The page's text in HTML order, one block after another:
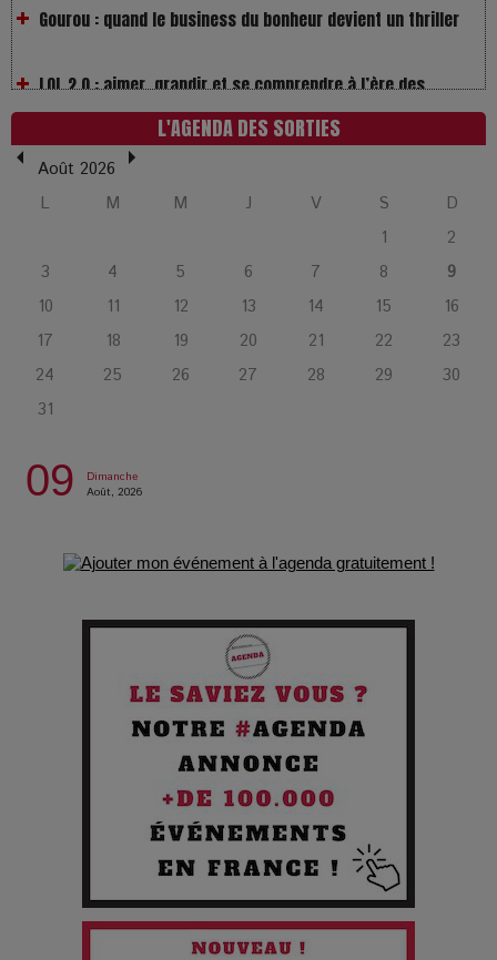
LOL 2.0 : aimer, grandir et se comprendre à l’ère des
L’Affaire Bojarski : entre faux billets et vraie tragédie
humaine
L’or blanc à la croisée des chemins : Rumilly interroge
La Femme de Ménage : Plongez dans le thriller
La Condition : Sous le vernis de la bourgeoisie, la violence
des silences
Les Enfants vont bien : Quand la disparition devient un acte
de survie
Comment Prendre Soin de sa Santé quand on Roule toute la
Pourquoi les Petites Entreprises Créatives Deviennent les
Cibles des Hackers
Les 3 meilleures destinations pour des vacances sportives
Quand l'Opéra Rencontre l'IA : Lola Volonakis, l'Artiste du
Paradoxe qui Chante le Futur
Chien 51 - Quand l’IA prend le pouvoir : une plongée dans un
L'AGENDA DES SORTIES
Août 2026
L
M M J V S
D
1
2
3
4 5 6 7 8
9
10
11 12 13 14 15
16
17
18 19 20 21 22
23
24
25 26 27 28 29
30
31
09
Dimanche
Août, 2026